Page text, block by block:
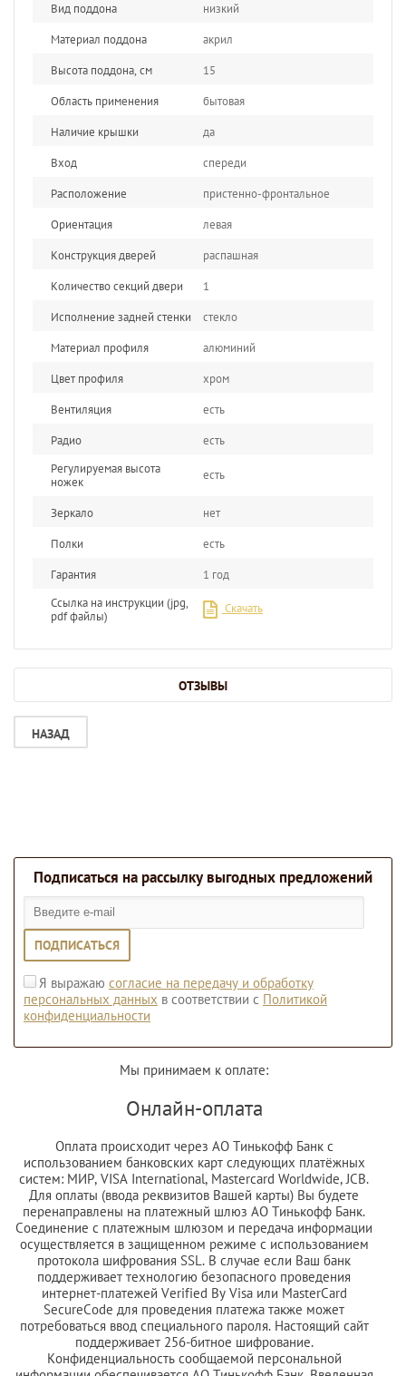
Вид поддона
низкий
Материал поддона
акрил
Высота поддона, см
15
Область применения
бытовая
Наличие крышки
да
Вход
спереди
Расположение
пристенно-фронтальное
Ориентация
левая
Конструкция дверей
распашная
Количество секций двери
1
Исполнение задней стенки
стекло
Материал профиля
алюминий
Цвет профиля
хром
Вентиляция
есть
Радио
есть
Регулируемая высота
ножек
есть
Зеркало
нет
Полки
есть
Гарантия
1 год
Ссылка на инструкции (jpg,
pdf файлы)
Скачать
ОТЗЫВЫ
НАЗАД
Подписаться на рассылку выгодных предложений
Я выражаю согласие на передачу и обработку
персональных данных в соответствии с Политикой
конфиденциальности
ПОДПИСАТЬСЯ
Мы принимаем к оплате:
Онлайн-оплата
Оплата происходит через АО Тинькофф Банк с
использованием банковских карт следующих платёжных
систем: МИР, VISA International, Mastercard Worldwide, JCB.
Для оплаты (ввода реквизитов Вашей карты) Вы будете
перенаправлены на платежный шлюз АО Тинькофф Банк.
Соединение с платежным шлюзом и передача информации
осуществляется в защищенном режиме с использованием
протокола шифрования SSL. В случае если Ваш банк
поддерживает технологию безопасного проведения
интернет-платежей Verified By Visa или MasterCard
SecureCode для проведения платежа также может
потребоваться ввод специального пароля. Настоящий сайт
поддерживает 256-битное шифрование.
Конфиденциальность сообщаемой персональной